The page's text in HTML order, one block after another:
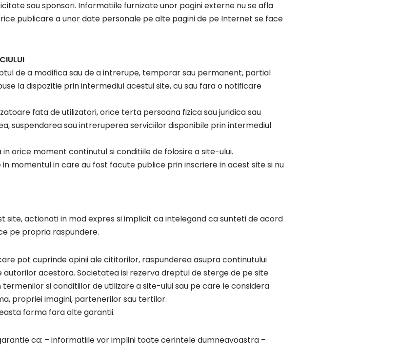
sau sponsori. Informatiile furnizate unor pagini externe nu se afla
publicare a unor date personale pe alte pagini de pe Internet se face
de a modifica sau de a intrerupe, temporar sau permanent, partial
la dispozitie prin intermediul acestui site, cu sau fara o notificare
fata de utilizatori, orice terta persoana fizica sau juridica sau
suspendarea sau intreruperea serviciilor disponibile prin intermediul
orice moment continutul si conditiile de folosire a site-ului.
in momentul in care au fost facute publice prin inscriere in acest site si nu
site, actionati in mod expres si implicit ca intelegand ca sunteti de acord
pe propria raspundere.
pot cuprinde opinii ale cititorilor, raspunderea asupra continutului
autorilor acestora. Societatea isi rezerva dreptul de sterge de pe site
si conditiilor de utilizare a site-ului sau pe care le considera
propriei imagini, partenerilor sau tertilor.
forma fara alte garantii.
ca: – informatiile vor implini toate cerintele dumneavoastra –